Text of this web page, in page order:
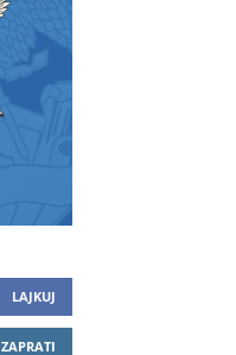
LAJKUJ
ZAPRATI